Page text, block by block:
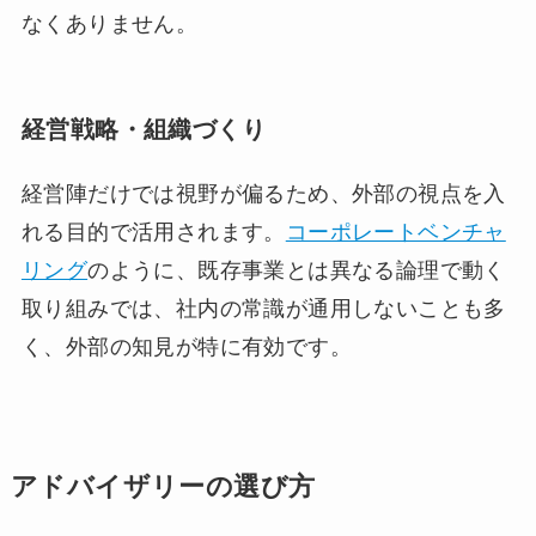
なくありません。
経営戦略・組織づくり
経営陣だけでは視野が偏るため、外部の視点を入
れる目的で活用されます。
コーポレートベンチャ
リングのように、既存事業とは異なる論理で動く
取り組みでは、社内の常識が通用しないことも多
く、外部の知見が特に有効です。
アドバイザリーの選び方